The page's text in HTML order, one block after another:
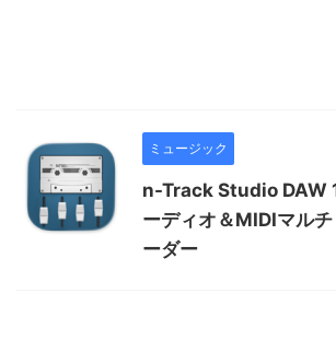
ミュージック
n-Track Studio DAW
ーディオ＆MIDIマル
ーダー